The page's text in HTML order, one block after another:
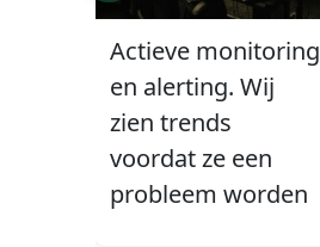
Actieve monitoring
en alerting. Wij
zien trends
voordat ze een
probleem worden